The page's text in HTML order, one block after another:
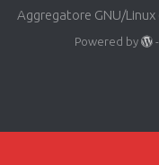
Aggregatore GNU/
Powered by